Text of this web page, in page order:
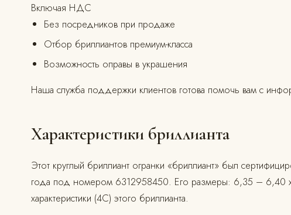
Включая НДС
Без посредников при продаже
Отбор бриллиантов премиум-класса
Возможность оправы в украшения
Наша служба поддержки клиентов готова помочь вам с
Характеристики бриллианта
Этот круглый бриллиант огранки «бриллиант» был
года под номером 6312958450. Его размеры: 6,35 – 6,40
характеристики (4C) этого бриллианта.